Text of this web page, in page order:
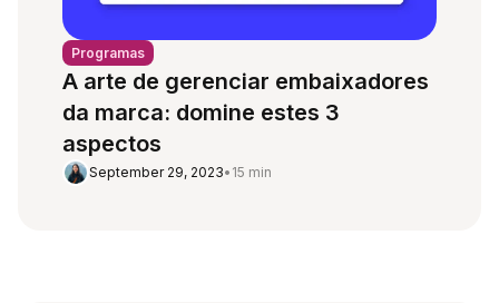
Programas
A arte de gerenciar embaixadores
da marca: domine estes 3
aspectos
September 29, 2023• 15 min